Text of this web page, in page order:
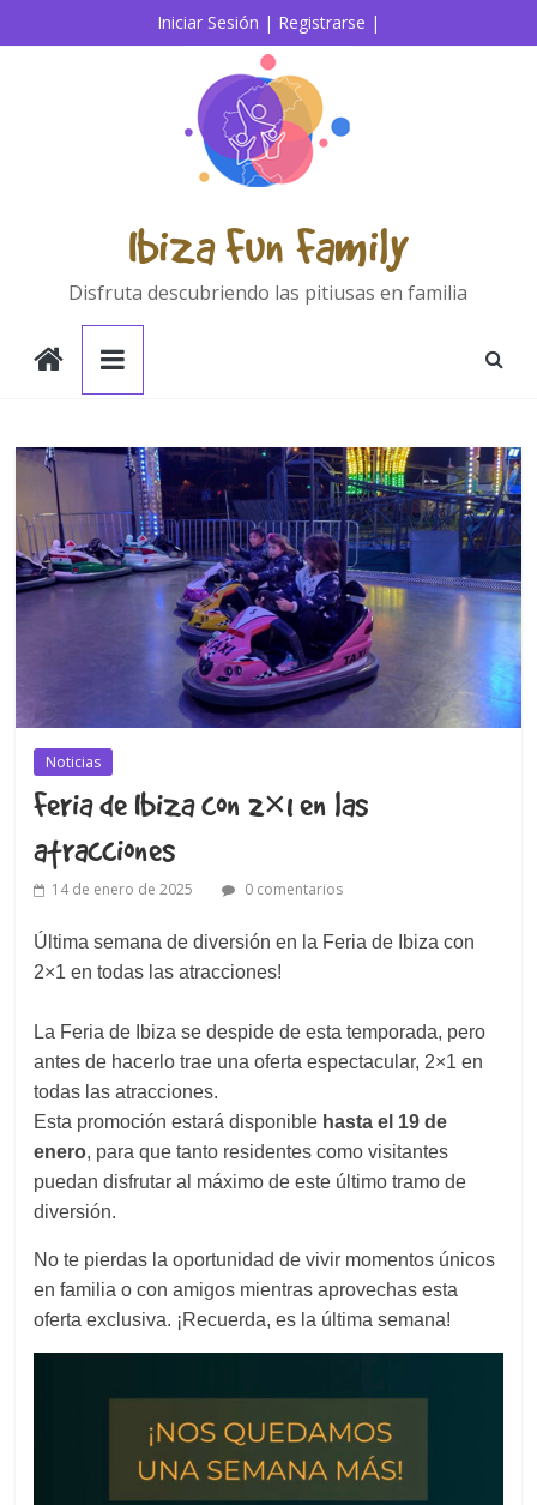
al
Iniciar Sesión | Registrarse |
Ibiza Fun Family
Disfruta descubriendo las pitiusas en familia
Noticias
Feria de Ibiza con 2×1 en las
atracciones
14 de enero de 2025 0 comentarios
Última semana de diversión en la Feria de Ibiza con
2×1 en todas las atracciones!
La Feria de Ibiza se despide de esta temporada, pero
antes de hacerlo trae una oferta espectacular, 2×1 en
todas las atracciones.
Esta promoción estará disponible hasta el 19 de
enero, para que tanto residentes como visitantes
puedan disfrutar al máximo de este último tramo de
diversión.
No te pierdas la oportunidad de vivir momentos únicos
en familia o con amigos mientras aprovechas esta
oferta exclusiva. ¡Recuerda, es la última semana!